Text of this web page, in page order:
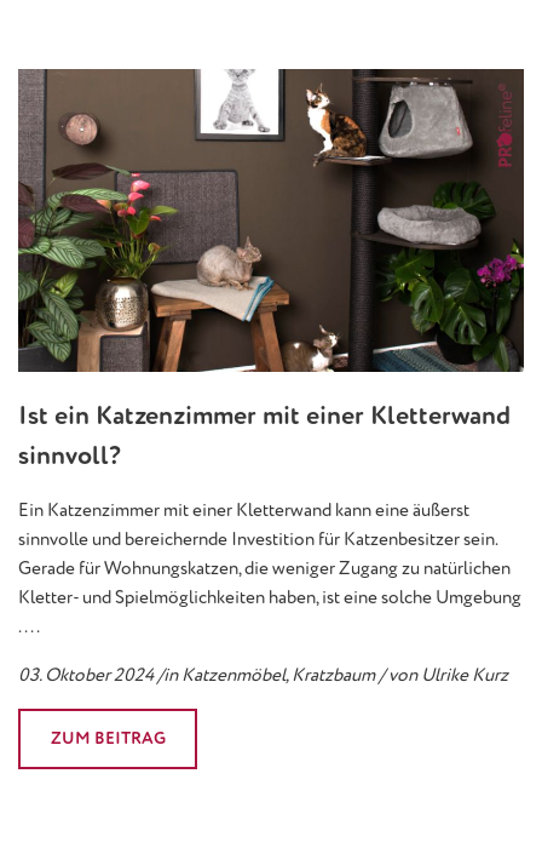
Ist ein Katzenzimmer mit einer Kletterwand
sinnvoll?
Ein Katzenzimmer mit einer Kletterwand kann eine äußerst
sinnvolle und bereichernde Investition für Katzenbesitzer sein.
Gerade für Wohnungskatzen, die weniger Zugang zu natürlichen
Kletter- und Spielmöglichkeiten haben, ist eine solche Umgebung
....
03. Oktober 2024 /in Katzenmöbel, Kratzbaum / von Ulrike Kurz
ZUM BEITRAG